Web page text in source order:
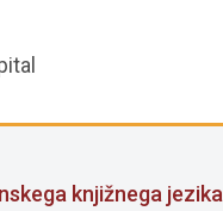
knjižnega jezika